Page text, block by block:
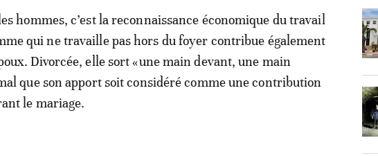
hommes, c’est la reconnaissance économique du travail
qui ne travaille pas hors du foyer contribue également
Divorcée, elle sort «une main devant, une main
que son apport soit considéré comme une contribution
le mariage.